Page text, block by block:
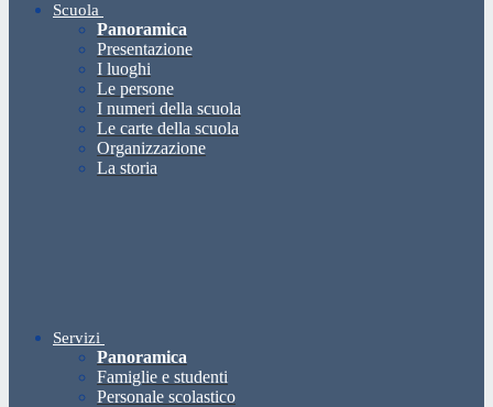
Scuola
Panoramica
Presentazione
I luoghi
Le persone
I numeri della scuola
Le carte della scuola
Organizzazione
La storia
Servizi
Panoramica
Famiglie e studenti
Personale scolastico